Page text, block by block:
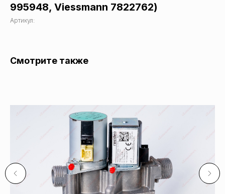
995948, Viessmann 7822762)
Артикул:
Смотрите также